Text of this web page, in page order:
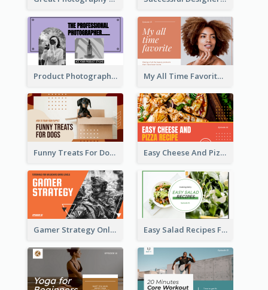
Product Photography YouTube Thumbnail Design My All Time Favorite Beauty Product YouTube Thumbnail
Funny Treats For Dogs YouTube Thumbnail Easy Cheese And Pizza Recipe YouTube Thumbnail
Gamer Strategy Online Game YouTube Thumbnail Easy Salad Recipes Food YouTube Thumbnail